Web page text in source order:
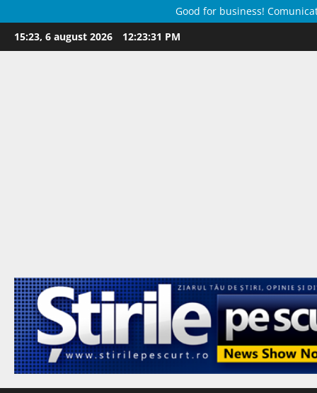
Good for business!
Skip
to
15:23, 6 august 2026 12:23:32 PM